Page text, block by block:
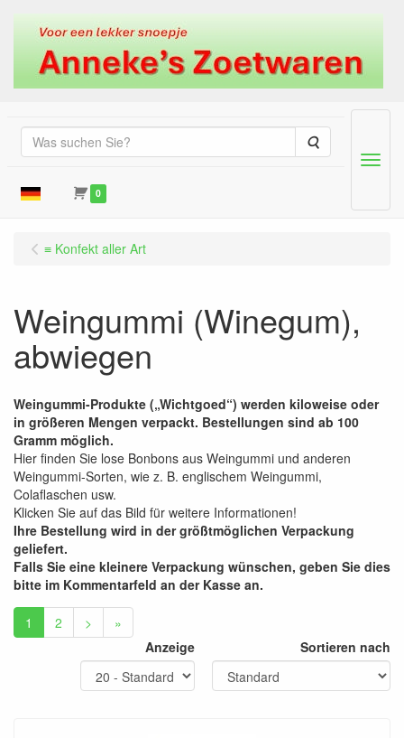
Suche
0
Menu
≡ Konfekt aller Art
Weingummi (Winegum),
abwiegen
Weingummi-Produkte („Wichtgoed“) werden kiloweise oder
in größeren Mengen verpackt. Bestellungen sind ab 100
Gramm möglich.
Hier finden Sie lose Bonbons aus Weingummi und anderen
Weingummi-Sorten, wie z. B. englischem Weingummi,
Colaflaschen usw.
Klicken Sie auf das Bild für weitere Informationen!
Ihre Bestellung wird in der größtmöglichen Verpackung
geliefert.
Falls Sie eine kleinere Verpackung wünschen, geben Sie dies
bitte im Kommentarfeld an der Kasse an.
1 2 >
»
Anzeige
Sortieren nach